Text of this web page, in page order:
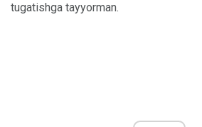
tugatishga tayyorman.